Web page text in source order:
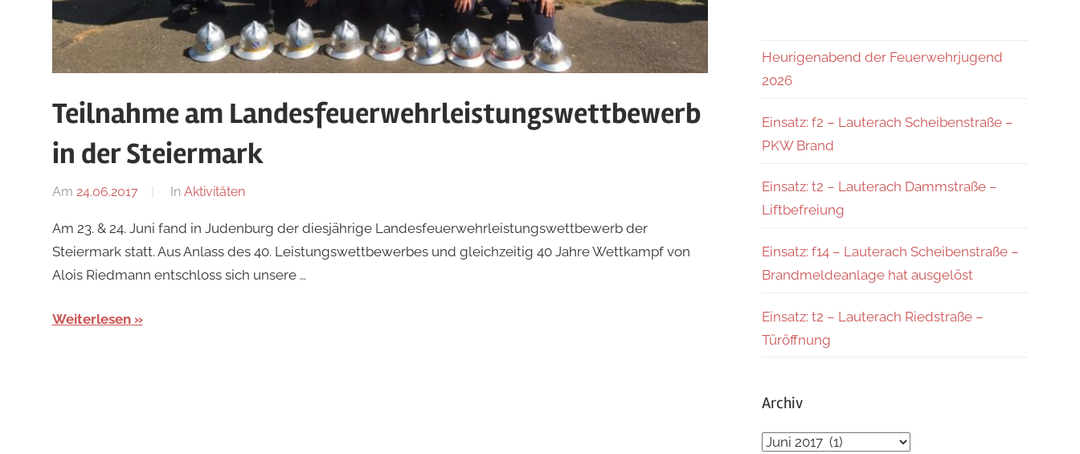
Teilnahme am Landesfeuerwehrleistungswettbewerb
in der Steiermark
Am 24.06.2017
Von
In Aktivitäten
Am 23. & 24. Juni fand in Judenburg der diesjährige Landesfeuerwehrleistungswettbewerb der
Steiermark statt. Aus Anlass des 40. Leistungswettbewerbes und gleichzeitig 40 Jahre Wettkampf von
Alois Riedmann entschloss sich unsere …
Weiterlesen
Heurigenabend der Feuerwehrjugend
2026
Einsatz: f2 – Lauterach Scheibenstraße –
PKW Brand
Einsatz: t2 – Lauterach Dammstraße –
Liftbefreiung
Einsatz: f14 – Lauterach Scheibenstraße –
Brandmeldeanlage hat ausgelöst
Einsatz: t2 – Lauterach Riedstraße –
Türöffnung
Archiv
Archiv